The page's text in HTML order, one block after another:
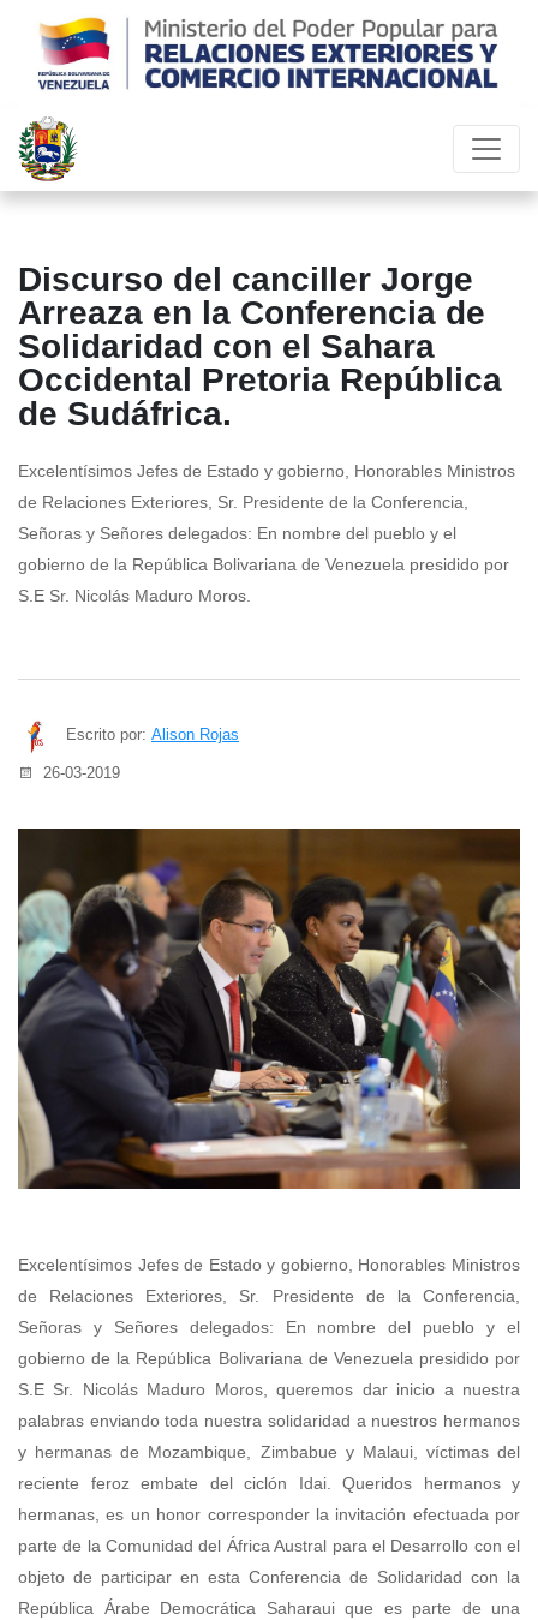
Discurso del canciller Jorge
Arreaza en la Conferencia de
Solidaridad con el Sahara
Occidental Pretoria República
de Sudáfrica.
Excelentísimos Jefes de Estado y gobierno, Honorables Ministros
de Relaciones Exteriores, Sr. Presidente de la Conferencia,
Señoras y Señores delegados: En nombre del pueblo y el
gobierno de la República Bolivariana de Venezuela presidido por
S.E Sr. Nicolás Maduro Moros.
Escrito por: Alison Rojas
26-03-2019
Excelentísimos Jefes de Estado y gobierno, Honorables Ministros
de Relaciones Exteriores, Sr. Presidente de la Conferencia,
Señoras y Señores delegados: En nombre del pueblo y el
gobierno de la República Bolivariana de Venezuela presidido por
S.E Sr. Nicolás Maduro Moros, queremos dar inicio a nuestra
palabras enviando toda nuestra solidaridad a nuestros hermanos
y hermanas de Mozambique, Zimbabue y Malaui, víctimas del
reciente feroz embate del ciclón Idai. Queridos hermanos y
hermanas, es un honor corresponder la invitación efectuada por
parte de la Comunidad del África Austral para el Desarrollo con el
objeto de participar en esta Conferencia de Solidaridad con la
República Árabe Democrática Saharaui que es parte de una